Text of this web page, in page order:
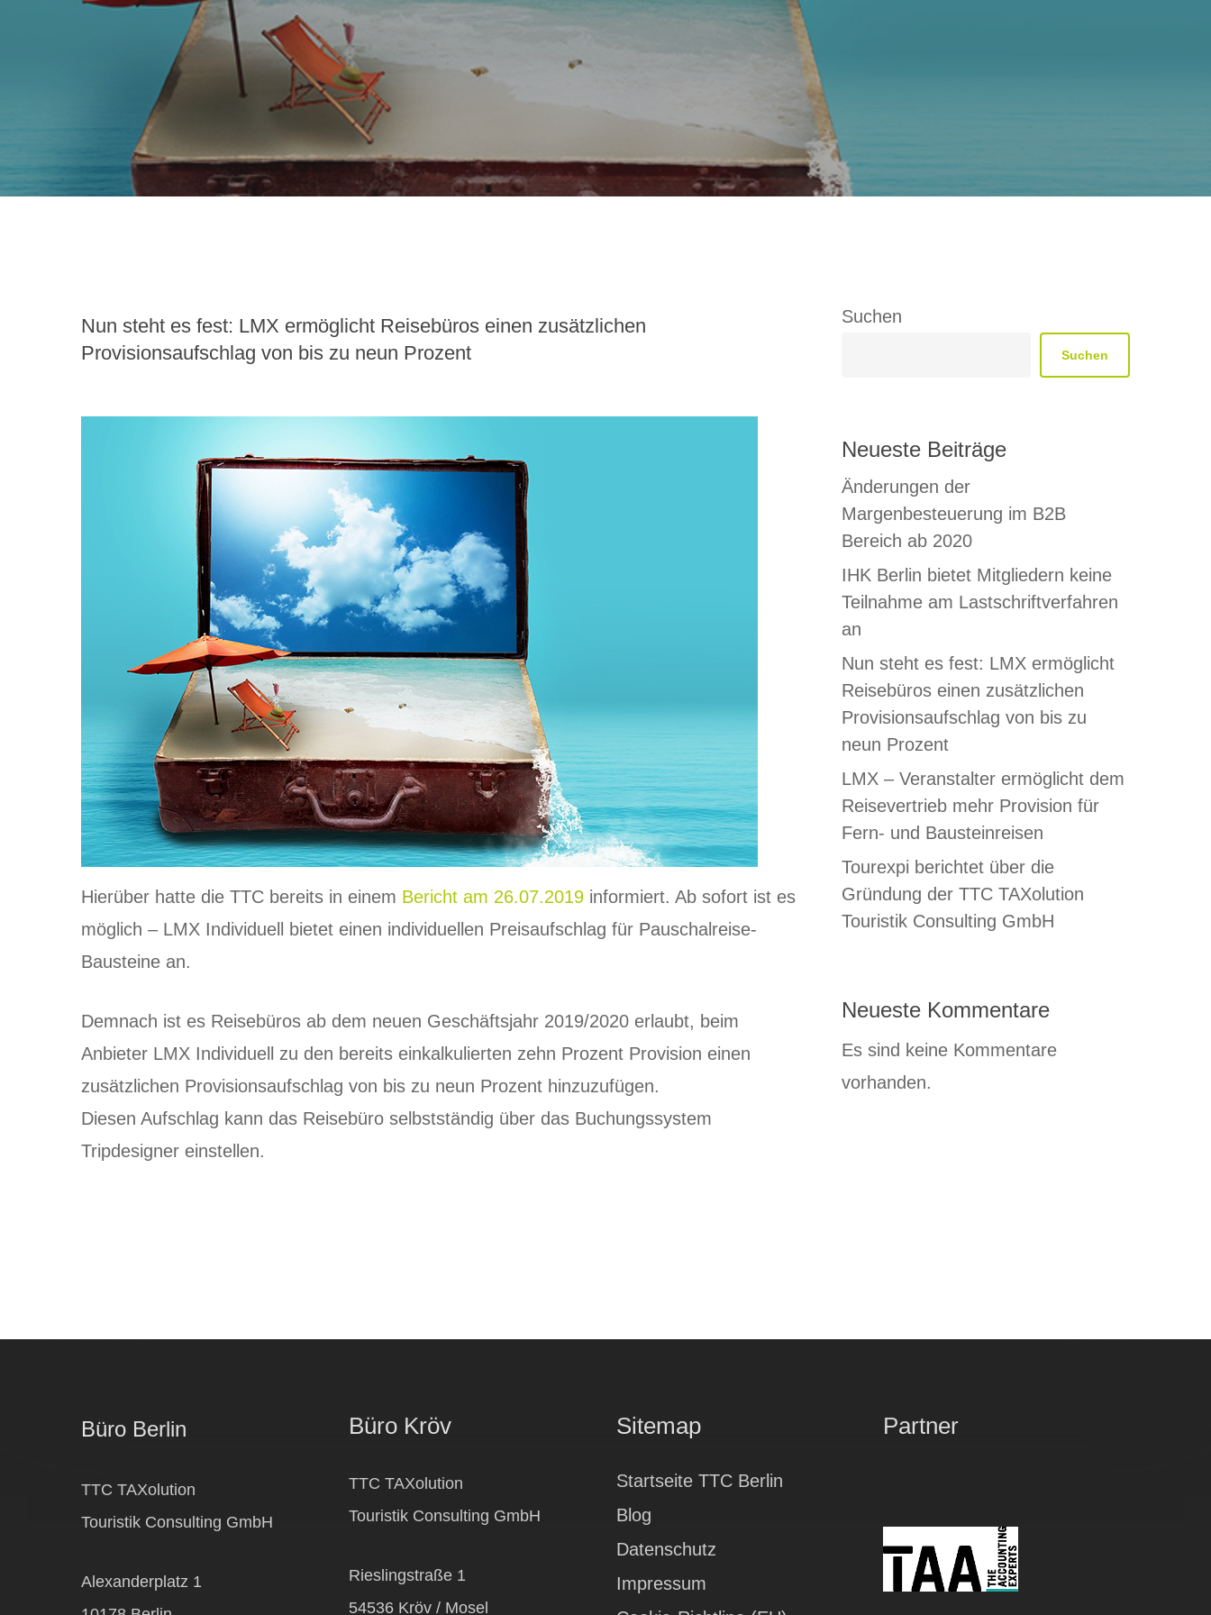
Nun steht es fest: LMX ermöglicht Reisebüros einen zusätzlichen
Provisionsaufschlag von bis zu neun Prozent
Hierüber hatte die TTC bereits in einem Bericht am 26.07.2019 informiert. Ab sofort ist es
möglich – LMX Individuell bietet einen individuellen Preisaufschlag für Pauschalreise-
Bausteine an.
Demnach ist es Reisebüros ab dem neuen Geschäftsjahr 2019/2020 erlaubt, beim
Anbieter LMX Individuell zu den bereits einkalkulierten zehn Prozent Provision einen
zusätzlichen Provisionsaufschlag von bis zu neun Prozent hinzuzufügen.
Diesen Aufschlag kann das Reisebüro selbstständig über das Buchungssystem
Tripdesigner einstellen.
Suchen
Suchen
Neueste Beiträge
Änderungen der
Margenbesteuerung im B2B
Bereich ab 2020
IHK Berlin bietet Mitgliedern keine
Teilnahme am Lastschriftverfahren
an
Nun steht es fest: LMX ermöglicht
Reisebüros einen zusätzlichen
Provisionsaufschlag von bis zu
neun Prozent
LMX – Veranstalter ermöglicht dem
Reisevertrieb mehr Provision für
Fern- und Bausteinreisen
Tourexpi berichtet über die
Gründung der TTC TAXolution
Touristik Consulting GmbH
Neueste Kommentare
Es sind keine Kommentare
vorhanden.
Büro Berlin
TTC TAXolution
Touristik Consulting GmbH
Alexanderplatz 1
Büro Kröv
TTC TAXolution
Touristik Consulting GmbH
Rieslingstraße 1
54536 Kröv / Mosel
Sitemap
Startseite TTC Berlin
Blog
Datenschutz
Impressum
Partner